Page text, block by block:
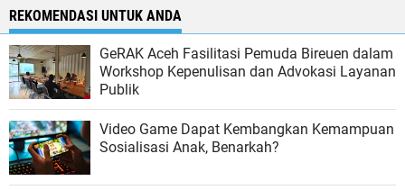
REKOMENDASI UNTUK ANDA
GeRAK Aceh Fasilitasi Pemuda Bireuen dalam
Workshop Kepenulisan dan Advokasi Layanan
Publik
Video Game Dapat Kembangkan Kemampuan
Sosialisasi Anak, Benarkah?